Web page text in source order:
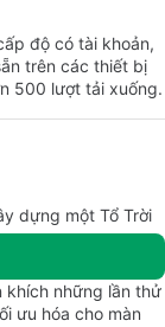
độ có tài khoản,
trên các thiết bị
500 lượt tải xuống.
dựng một Tổ Trời
khích những lần thử
ưu hóa cho màn